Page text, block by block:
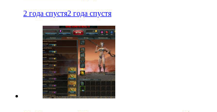
2 года спустя2 года спустя